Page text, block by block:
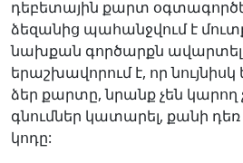
դեբետային քարտ
ձեզանից պահանջվում է
նախքան գործարքն
երաշխավորում է, որ նույնիսկ
ձեր քարտը, նրանք չեն
գնումներ կատարել, քանի դեռ
կոդը: